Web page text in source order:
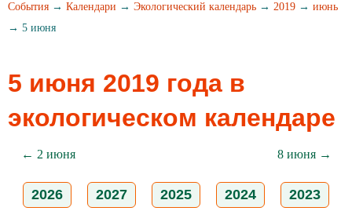
События → Календари → Экологический календарь → 2019 → июнь
→ 5 июня
5 июня 2019 года в
экологическом календаре
← 2 июня 8 июня →
2026 2027 2025 2024 2023